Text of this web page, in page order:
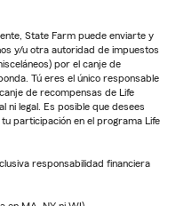
State Farm puede enviarte y
y/u otra autoridad de impuestos
por el canje de
Tú eres el único responsable
de recompensas de Life
ni legal. Es posible que desees
participación en el programa Life
responsabilidad financiera